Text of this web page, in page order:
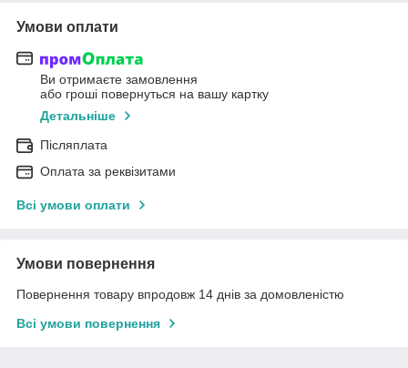
Умови оплати
Ви отримаєте замовлення
або гроші повернуться на вашу картку
Детальніше
Післяплата
Оплата за реквізитами
Всі умови оплати
Умови повернення
Повернення товару впродовж 14 днів за домовленістю
Всі умови повернення